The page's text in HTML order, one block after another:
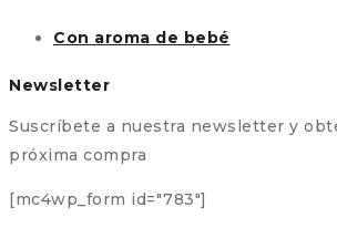
Con aroma de bebé
Newsletter
Suscríbete a nuestra newsletter y
próxima compra
[mc4wp_form id="783"]